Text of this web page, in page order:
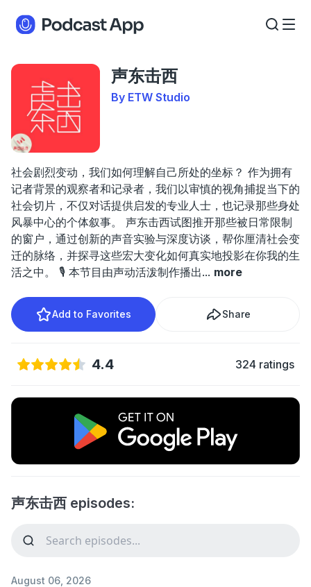
声东击西
By ETW Studio
社会剧烈变动，我们如何理解自己所处的坐标？ 作为拥有
记者背景的观察者和记录者，我们以审慎的视角捕捉当下的
社会切片，不仅对话提供启发的专业人士，也记录那些身处
风暴中心的个体叙事。 声东击西试图推开那些被日常限制
的窗户，通过创新的声音实验与深度访谈，帮你厘清社会变
迁的脉络，并探寻这些宏大变化如何真实地投影在你我的生
活之中。 🎙 本节目由声动活泼制作播出... more
Add to Favorites Share
4.4 324 ratings
声东击西 episodes:
August 06, 2026